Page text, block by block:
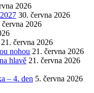
2026
30. června 2026
června 2026
21. června 2026
nohou 21. června 2026
hlavě 21. června 2026
– 4. den 5. června 2026